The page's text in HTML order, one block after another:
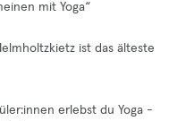
mit Yoga“
ist das älteste
erlebst du Yoga -